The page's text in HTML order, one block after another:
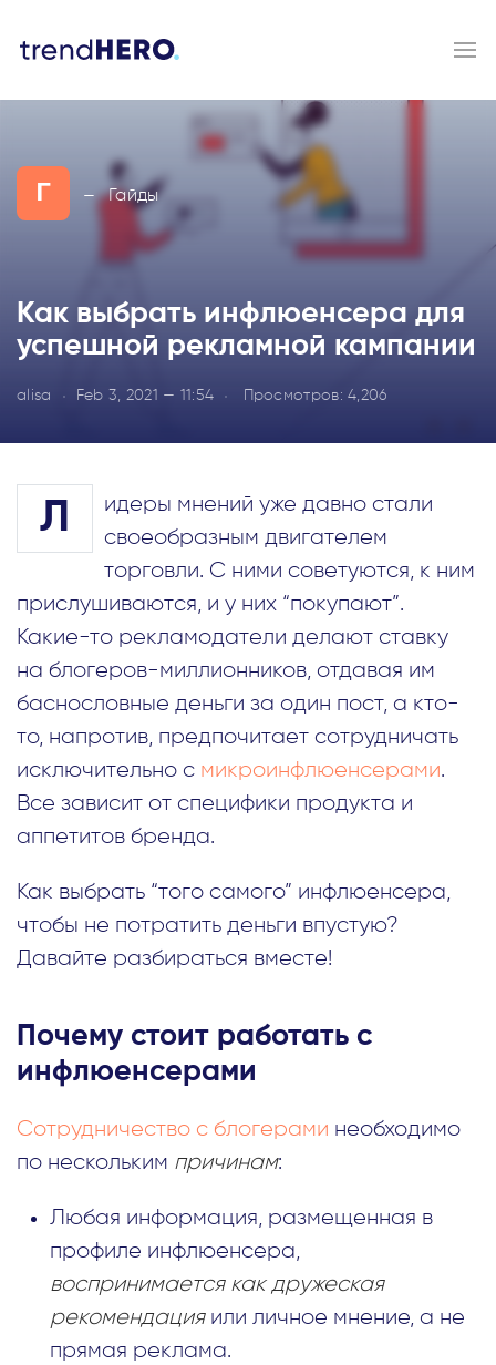
Г — Гайды
Как выбрать инфлюенсера для
успешной рекламной кампании
alisa Feb 3, 2021 — 11:54 Просмотров:4,206
Л
идеры мнений уже давно стали
своеобразным двигателем
торговли. С ними советуются, к ним
прислушиваются, и у них “покупают”.
Какие-то рекламодатели делают ставку
на блогеров-миллионников, отдавая им
баснословные деньги за один пост, а кто-
то, напротив, предпочитает сотрудничать
исключительно с микроинфлюенсерами.
Все зависит от специфики продукта и
аппетитов бренда.
Как выбрать “того самого” инфлюенсера,
чтобы не потратить деньги впустую?
Давайте разбираться вместе!
Почему стоит работать с
инфлюенсерами
Сотрудничество с блогерами необходимо
по нескольким причинам:
Любая информация, размещенная в
профиле инфлюенсера,
воспринимается как дружеская
рекомендацияили личное мнение, а не
прямая реклама.